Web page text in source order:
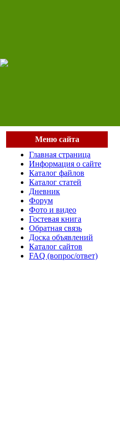
Меню сайта
Главная страница
Информация о сайте
Каталог файлов
Каталог статей
Дневник
Форум
Фото и видео
Гостевая книга
Обратная связь
Доска объявлений
Каталог сайтов
FAQ (вопрос/ответ)